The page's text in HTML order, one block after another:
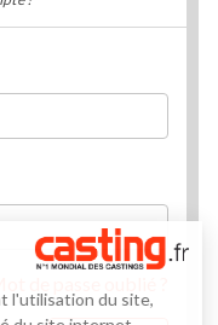
l'utilisation du site,